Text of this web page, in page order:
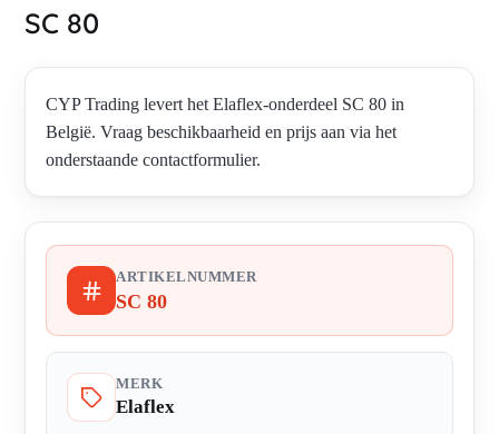
SC 80
CYP Trading levert het Elaflex-onderdeel SC 80 in
België. Vraag beschikbaarheid en prijs aan via het
onderstaande contactformulier.
ARTIKELNUMMER
SC 80
MERK
Elaflex